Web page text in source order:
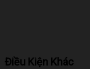
Điều Kiện Khác